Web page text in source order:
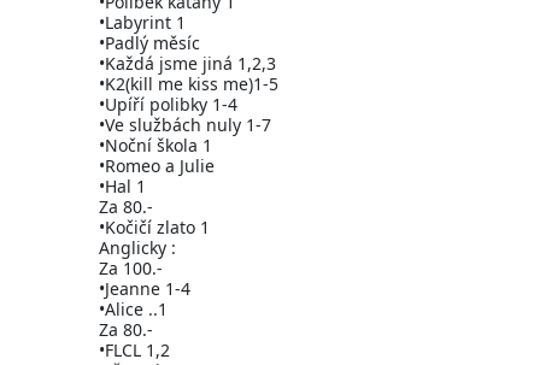
•Labyrint 1
•Padlý měsíc
•Každá jsme jiná 1,2,3
•K2(kill me kiss me)1-5
•Upíří polibky 1-4
•Ve službách nuly 1-7
•Noční škola 1
•Romeo a Julie
•Hal 1
Za 80.-
•Kočičí zlato 1
Anglicky :
Za 100.-
•Jeanne 1-4
•Alice ..1
Za 80.-
•FLCL 1,2